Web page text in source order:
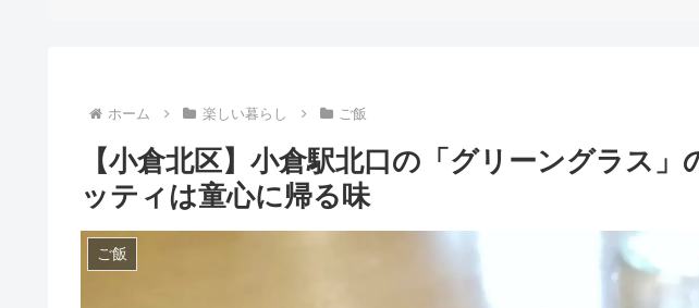
ホーム 楽しい暮らし ご飯
【小倉北区】小倉駅北口の「グリーングラス
ッティは童心に帰る味
ご飯